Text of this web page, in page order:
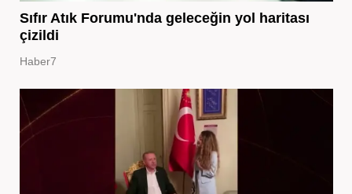
Sıfır Atık Forumu'nda geleceğin yol haritası
çizildi
Haber7